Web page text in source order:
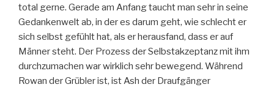
total gerne. Gerade am Anfang taucht man sehr in seine
Gedankenwelt ab, in der es darum geht, wie schlecht er
sich selbst gefühlt hat, als er herausfand, dass er auf
Männer steht. Der Prozess der Selbstakzeptanz mit ihm
durchzumachen war wirklich sehr bewegend. Während
Rowan der Grübler ist, ist Ash der Draufgänger